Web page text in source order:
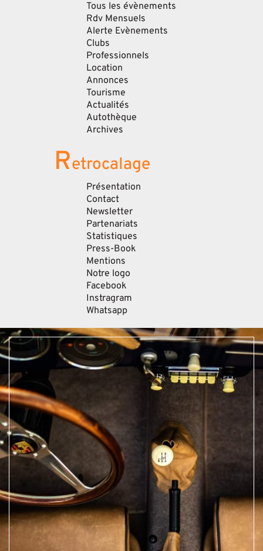
Tous les évènements
Rdv Mensuels
Alerte Evènements
Clubs
Professionnels
Location
Annonces
Tourisme
Actualités
Autothèque
Archives
Retrocalage
Présentation
Contact
Newsletter
Partenariats
Statistiques
Press-Book
Mentions
Notre logo
Facebook
Instragram
Whatsapp